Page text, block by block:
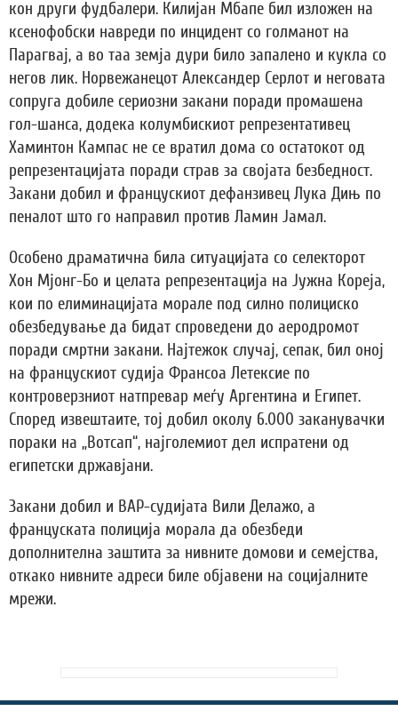
кон други фудбалери. Килијан Мбапе бил изложен на
ксенофобски навреди по инцидент со голманот на
Парагвај, а во таа земја дури било запалено и кукла со
негов лик. Норвежанецот Александер Серлот и неговата
сопруга добиле сериозни закани поради промашена
гол-шанса, додека колумбискиот репрезентативец
Хаминтон Кампас не се вратил дома со остатокот од
репрезентацијата поради страв за својата безбедност.
Закани добил и францускиот дефанзивец Лука Дињ по
пеналот што го направил против Ламин Јамал.
Особено драматична била ситуацијата со селекторот
Хон Мјонг-Бо и целата репрезентација на Јужна Кореја,
кои по елиминацијата морале под силно полициско
обезбедување да бидат спроведени до аеродромот
поради смртни закани. Најтежок случај, сепак, бил оној
на францускиот судија Франсоа Летексие по
контроверзниот натпревар меѓу Аргентина и Египет.
Според извештаите, тој добил околу 6.000 заканувачки
пораки на „Вотсап“, најголемиот дел испратени од
египетски државјани.
Закани добил и ВАР-судијата Вили Делажо, а
француската полиција морала да обезбеди
дополнителна заштита за нивните домови и семејства,
откако нивните адреси биле објавени на социјалните
мрежи.